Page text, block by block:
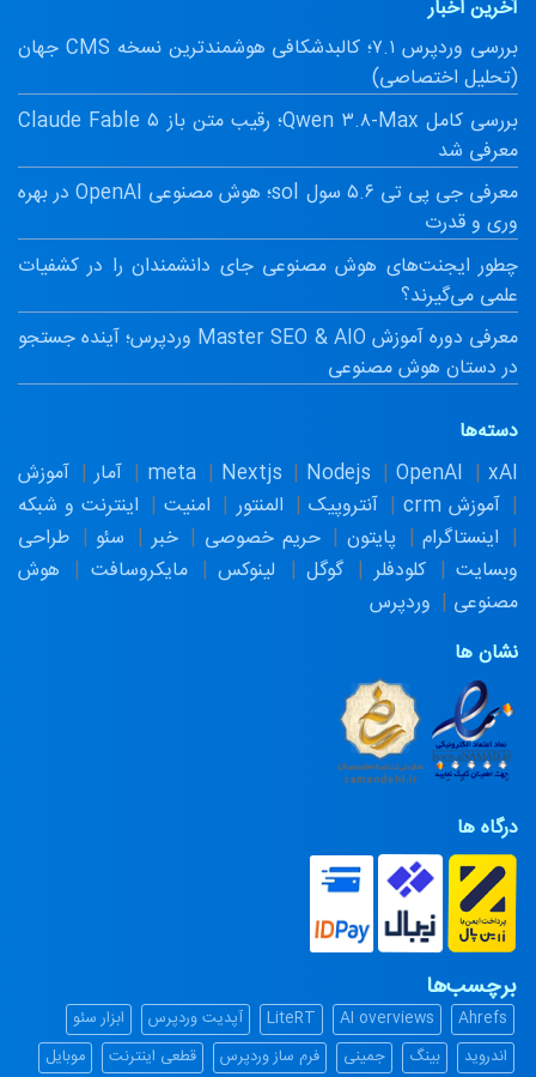
آخرین اخبار
بررسی وردپرس ۷.۱؛ کالبدشکافی هوشمندترین نسخه CMS جهان
(تحلیل اختصاصی)
بررسی کامل Qwen ۳.۸-Max؛ رقیب متن باز Claude Fable ۵
معرفی شد
معرفی جی پی تی ۵.۶ سول sol؛ هوش مصنوعی OpenAI در بهره
وری و قدرت
چطور ایجنت‌های هوش مصنوعی جای دانشمندان را در کشفیات
علمی می‌گیرند؟
معرفی دوره آموزش Master SEO & AIO وردپرس؛ آینده جستجو
در دستان هوش مصنوعی
دسته‌ها
meta
Nextjs Nodejs OpenAI xAI آمار
آموزش
آموزش crm
آنتروپیک المنتور امنیت
اینترنت و شبکه
اینستاگرام
پایتون حریم خصوصی خبر سئو
طراحی
وبسایت
کلودفلر گوگل لینوکس مایکروسافت
هوش
مصنوعی
وردپرس
نشان ها
درگاه ها
برچسب‌ها
Ahrefs
AI overviews
LiteRT آپدیت وردپرس
ابزار سئو
اندروید
بینگ جمینی فرم ساز وردپرس قطعی اینترنت موبایل